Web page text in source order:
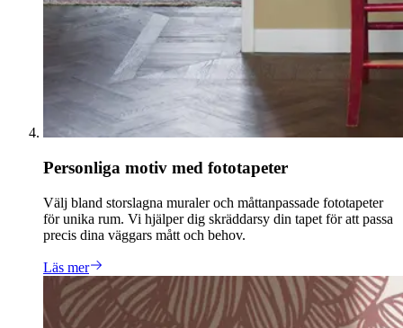
Personliga motiv med fototapeter
Välj bland storslagna muraler och måttanpassade fototapeter
för unika rum. Vi hjälper dig skräddarsy din tapet för att passa
precis dina väggars mått och behov.
Läs mer